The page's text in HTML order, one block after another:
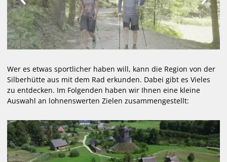
LOIPEN
VERANSTALTUNGEN
SKIVERLEIH / BIATHLON
Wer es etwas sportlicher haben will, kann die Region von der
Silberhütte aus mit dem Rad erkunden. Dabei gibt es Vieles
zu entdecken. Im Folgenden haben wir Ihnen eine kleine
Auswahl an lohnenswerten Zielen zusammengestellt: